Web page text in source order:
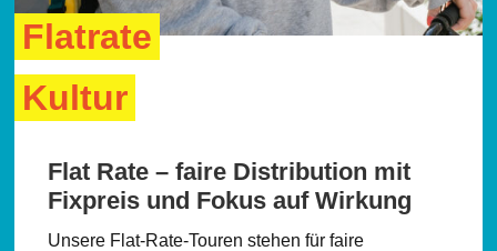
Flatrate
Kultur
Flat Rate – faire Distribution mit
Fixpreis und Fokus auf Wirkung
Unsere Flat-Rate-Touren stehen für faire